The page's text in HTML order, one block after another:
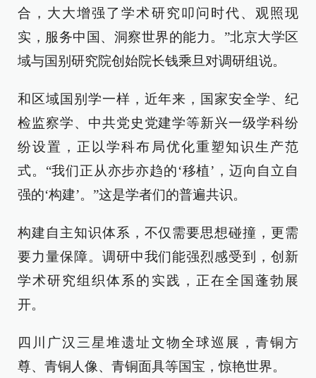
合，大大增强了学术研究叩问时代、观照现
实，服务中国、洞察世界的能力。”北京大学区
域与国别研究院创始院长钱乘旦对调研组说。
和区域国别学一样，近年来，国家安全学、纪
检监察学、中共党史党建学等新兴一级学科纷
纷设置，正以学科布局优化重塑知识生产范
式。“我们正从亦步亦趋的‘移植’，迈向自立自
强的‘构建’。”这是学者们的普遍共识。
构建自主知识体系，不仅需要思想碰撞，更需
要力量保障。调研中我们能强烈感受到，创新
学术研究组织体系的实践，正在全国蓬勃展
开。
四川广汉三星堆遗址文物全球巡展，青铜方
尊、青铜人像、青铜面具等国宝，惊艳世界。